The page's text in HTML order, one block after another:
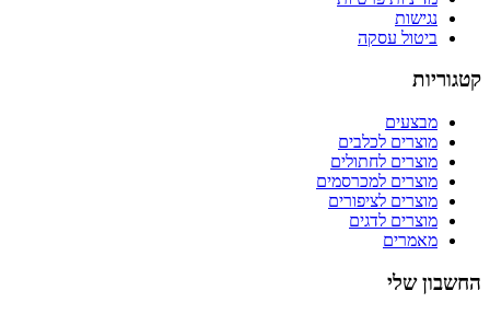
נגישות
ביטול עסקה
קטגוריות
מבצעים
מוצרים לכלבים
מוצרים לחתולים
מוצרים למכרסמים
מוצרים לציפורים
מוצרים לדגים
מאמרים
החשבון שלי